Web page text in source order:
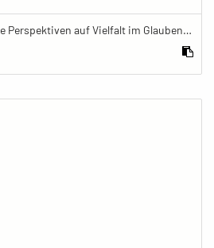
Beyond The Frame: Junge Perspektiven auf Vielfalt im Glauben - Frau steht im Souvenirladen eines buddhistischen Zentrums